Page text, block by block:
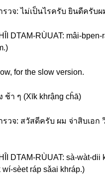
รวจ: ไม่เป็นไรครับ ยินดีครับผ
DTAM-RÙUAT: mâi-
for the slow version.
ช้า ๆ (Xīk khrậng cĥā)
รวจ: สวัสดีครับ ผม จ่าสิบเอก
DTAM-RÙUAT: sà-wàt-dii
wí-sèet ráp sǎai khráp.)